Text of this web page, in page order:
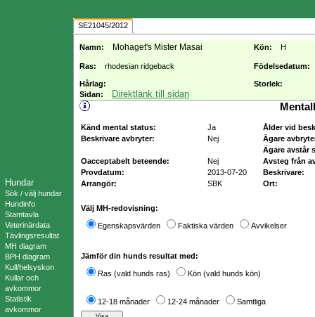
Hundar
Sök / välj hundar
Hundinfo
Stamtavla
Veterinärdata
Tävlingsresultat
MH diagram
BPH diagram
Kull/helsyskon
Kullar och
avkommor
Statistik
avkommor
SE21045/2012
Namn: Mohaget's Mister Masai Kön: H
Ras: rhodesian ridgeback Födelsedatum:
Hårlag:
Storlek:
Sidan:
Direktlänk till sidan
Känd mental status: Ja
Ålder vid
Beskrivare avbryter:
Nej
Ägare
Ägare avstår
Oacceptabelt beteende:
Nej
Avsteg från
Provdatum:
2013-07-20
Beskrivare:
Arrangör:
SBK Ort:
Välj MH-redovisning:
Egenskapsvärden Faktiska värden Avvikelser
Jämför din hunds resultat med:
Ras (vald hunds ras) Kön (vald hunds kön)
12-18 månader 12-24 månader Samtliga